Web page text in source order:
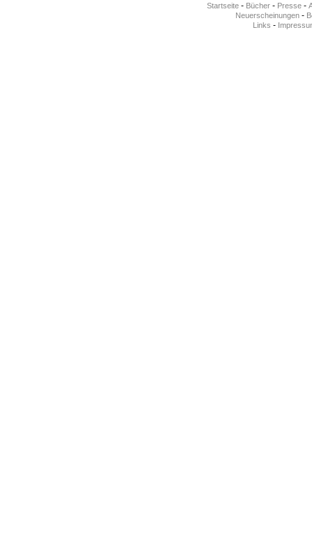
Startseite - Bücher - Presse -
Neuerscheinungen-
Links -